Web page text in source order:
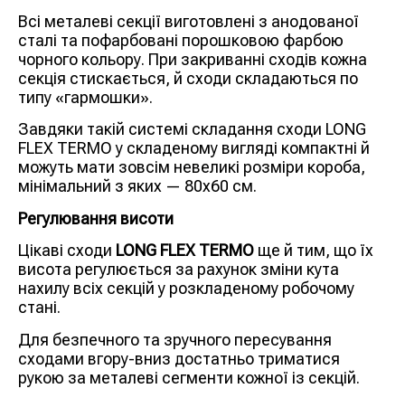
Всі металеві секції виготовлені з анодованої
сталі та пофарбовані порошковою фарбою
чорного кольору. При закриванні сходів кожна
секція стискається, й сходи складаються по
типу «гармошки».
Завдяки такій системі складання сходи LONG
FLEX TERMO у складеному вигляді компактні й
можуть мати зовсім невеликі розміри короба,
мінімальний з яких — 80х60 см.
Регулювання висоти
Цікаві сходи LONG FLEX TERMO ще й тим, що їх
висота регулюється за рахунок зміни кута
нахилу всіх секцій у розкладеному робочому
стані.
Для безпечного та зручного пересування
сходами вгору-вниз достатньо триматися
рукою за металеві сегменти кожної із секцій.